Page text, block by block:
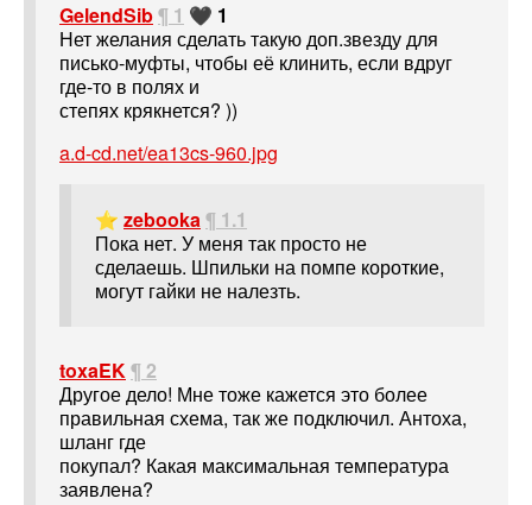
GelendSib¶ 1 🖤 1
Нет желания сделать такую доп.звезду для
писько-муфты, чтобы её клинить, если вдруг
где-то в полях и
степях крякнется? ))
a.d-cd.net/ea13cs-960.jpg
⭐ zebooka¶ 1.1
Пока нет. У меня так просто не
сделаешь. Шпильки на помпе короткие,
могут гайки не налезть.
toxaEK¶ 2
Другое дело! Мне тоже кажется это более
правильная схема, так же подключил. Антоха,
шланг где
покупал? Какая максимальная температура
заявлена?